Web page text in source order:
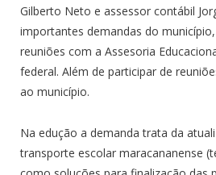
Gilberto Neto e assessor contábil
importantes demandas do
reuniões com a Assesoria
federal. Além de participar de
ao município.
Na edução a demanda trata da
transporte escolar maracananense